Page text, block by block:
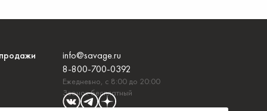
с
info@savage.ru
8-800-700-0392
Ежедневно, с 8:00 до 20:00
Звонок бесплатный